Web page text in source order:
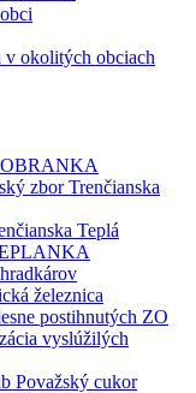
okolitých obciach
zbor Trenčianska
Teplá
železnica
postihnutých ZO
vyslúžilých
Považský cukor